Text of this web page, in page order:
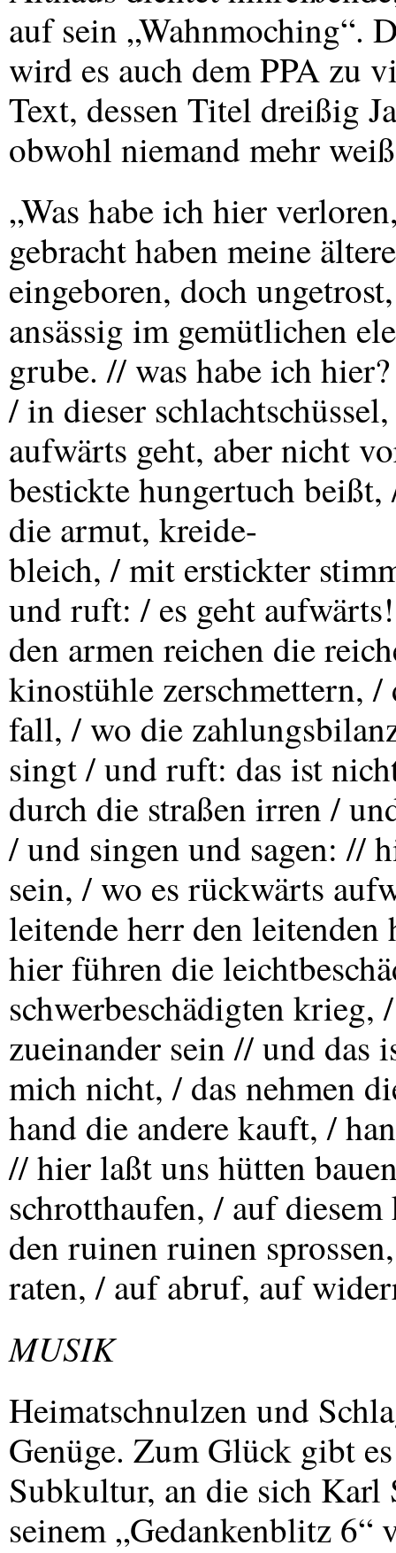
auf sein „Wahnmoching“.
wird es auch demPPA zu
Text, dessen Titel dreißig
obwohl niemand mehr
„Was habe ich hier
gebracht haben meine
eingeboren, doch
ansässig im gemütlichen
grube. // was habe ich
/ in dieser
aufwärts geht, aber nicht
bestickte hungertuch
die armut, kreide-
bleich, / mit erstickter
und ruft: / es geht
den armen reichen die
kinostühle zerschmettern,
fall, / wo die
singt / und ruft: das ist
durch die straßen irren /
/ und singen und sagen: //
sein, / wo es rückwärts
leitende herr den leitenden
hier führen die
schwerbeschädigten
zueinander sein // und das
mich nicht, / das nehmen
hand die andere kauft, /
// hier laßt uns hütten
schrotthaufen, / auf
den ruinen ruinen
raten, / auf abruf, auf
MUSIK
Heimatschnulzen und
Genüge. Zum Glück gibt
Subkultur, an die sich Karl
seinem „Gedankenblitz 6“